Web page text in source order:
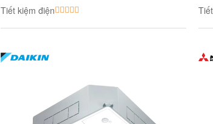
Tiết kiệm điện